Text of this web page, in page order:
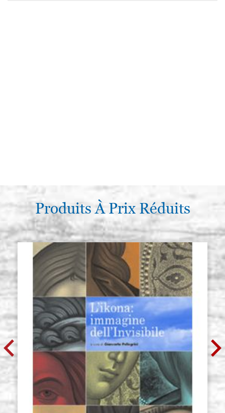
Produits À Prix Réduits